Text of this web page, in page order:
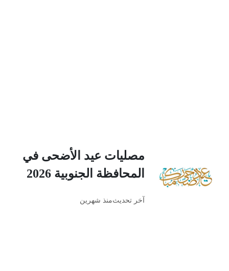
مصليات عيد الأضحى في
المحافظة الجنوبية 2026
آخر تحديثمنذ شهرين